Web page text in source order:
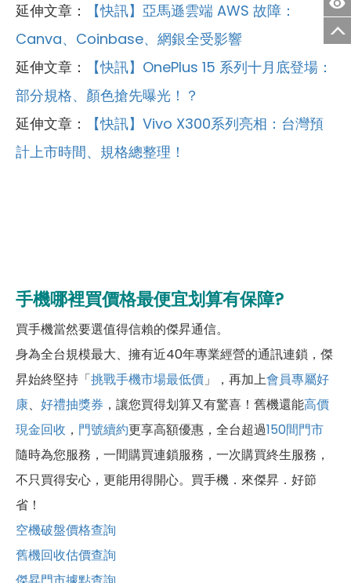
延伸文章：
【快訊】亞馬遜雲端 AWS 故障：
Canva、Coinbase、網銀全受影響
延伸文章：
【快訊】OnePlus 15 系列十月底登場：
部分規格、顏色搶先曝光！？
延伸文章：
【快訊】Vivo X300系列亮相：台灣預
計上市時間、規格總整理！
手機哪裡買價格最便宜划算有保障?
買手機當然要選值得信賴的傑昇通信。
身為全台規模最大、擁有近40年專業經營的通訊連鎖，傑
昇始終堅持「挑戰手機市場最低價 」，再加上會員專屬好
康、 好禮抽獎券 ，讓您買得划算又有驚喜！舊機還能高價
現金回收 ， 門號續約更享高額優惠，全台超過150間門市
隨時為您服務，一間購買連鎖服務，一次購買終生服務，
不只買得安心，更能用得開心。買手機．來傑昇．好節
省！
空機破盤價格查詢
舊機回收估價查詢